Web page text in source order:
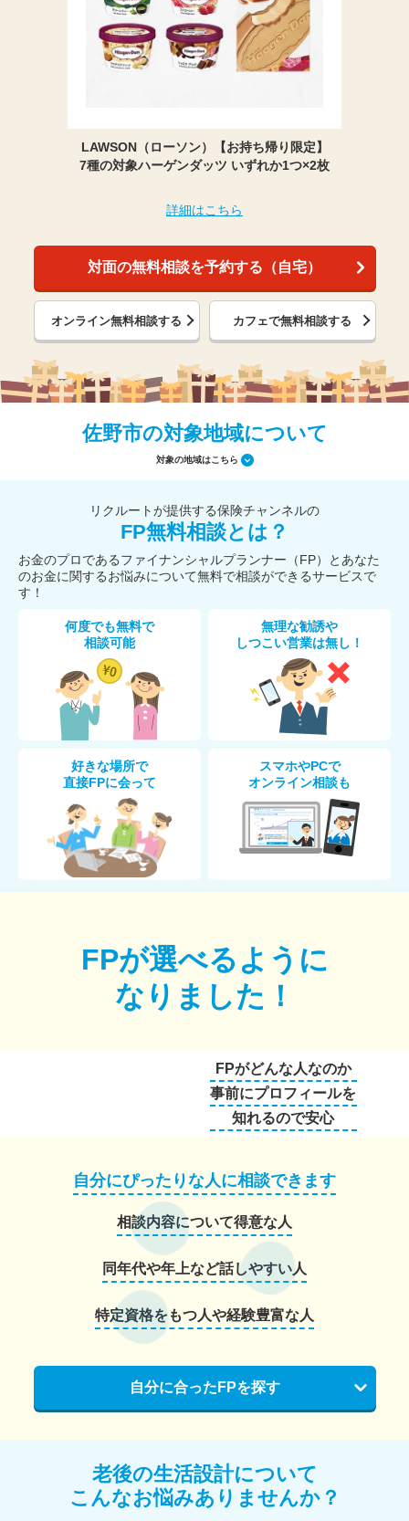
LAWSON（ローソン）【お持ち帰り限定】
7種の対象ハーゲンダッツ いずれか1つ×2枚
詳細はこちら
対面の無料相談を予約する（自宅）
オンライン無料相談する カフェで無料相談する
佐野市の対象地域について
対象の地域はこちら
リクルートが提供する保険チャンネルの
FP無料相談とは？
お金のプロであるファイナンシャルプランナー（FP）とあなた
のお金に関するお悩みについて無料で相談ができるサービスで
す！
何度でも無料で
相談可能
無理な勧誘や
しつこい営業は無し！
好きな場所で
直接FPに会って
スマホやPCで
オンライン相談も
FPが選べるように
なりました！
FPがどんな人なのか
事前にプロフィールを
知れるので安心
自分にぴったりな人に相談できます
相談内容について得意な人
同年代や年上など話しやすい人
特定資格をもつ人や経験豊富な人
自分に合ったFPを探す
老後の生活設計について
こんなお悩みありませんか？